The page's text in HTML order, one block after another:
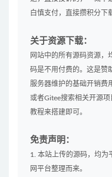
白慎支付，直接攒积分下
关于资源下载：
网站中的所有源码资源，
码是不用付费的。这是赞
服务器维护的基础开销费
或者Gitee搜索相关开源
教程来搭建即可。
免责声明：
1. 本站上传的源码，均为
网平台整理而来。